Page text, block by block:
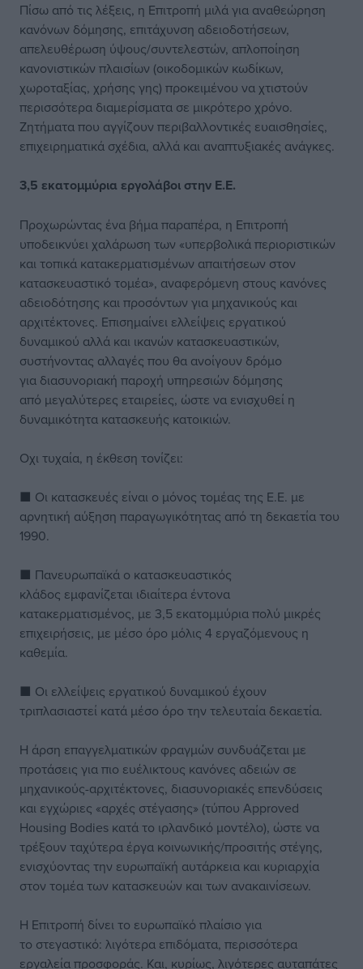
Πίσω από τις λέξεις, η Επιτροπή μιλά για αναθεώρηση
κανόνων δόμησης, επιτάχυνση αδειοδοτήσεων,
απελευθέρωση ύψους/συντελεστών, απλοποίηση
κανονιστικών πλαισίων (οικοδομικών κωδίκων,
χωροταξίας, χρήσης γης) προκειμένου να χτιστούν
περισσότερα διαμερίσματα σε μικρότερο χρόνο.
Ζητήματα που αγγίζουν περιβαλλοντικές ευαισθησίες,
επιχειρηματικά σχέδια, αλλά και αναπτυξιακές ανάγκες.
3,5 εκατομμύρια εργολάβοι στην Ε.Ε.
Προχωρώντας ένα βήμα παραπέρα, η Επιτροπή
υποδεικνύει χαλάρωση των «υπερβολικά περιοριστικών
και τοπικά κατακερματισμένων απαιτήσεων στον
κατασκευαστικό τομέα», αναφερόμενη στους κανόνες
αδειοδότησης και προσόντων για μηχανικούς και
αρχιτέκτονες. Επισημαίνει ελλείψεις εργατικού
δυναμικού αλλά και ικανών κατασκευαστικών,
συστήνοντας αλλαγές που θα ανοίγουν δρόμο
για διασυνοριακή παροχή υπηρεσιών δόμησης
από μεγαλύτερες εταιρείες, ώστε να ενισχυθεί η
δυναμικότητα κατασκευής κατοικιών.
Οχι τυχαία, η έκθεση τονίζει:
■ Οι κατασκευές είναι ο μόνος τομέας της Ε.Ε. με
αρνητική αύξηση παραγωγικότητας από τη δεκαετία του
1990.
■ Πανευρωπαϊκά ο κατασκευαστικός
κλάδος εμφανίζεται ιδιαίτερα έντονα
κατακερματισμένος, με 3,5 εκατομμύρια πολύ μικρές
επιχειρήσεις, με μέσο όρο μόλις 4 εργαζόμενους η
καθεμία.
■ Οι ελλείψεις εργατικού δυναμικού έχουν
τριπλασιαστεί κατά μέσο όρο την τελευταία δεκαετία.
Η άρση επαγγελματικών φραγμών συνδυάζεται με
προτάσεις για πιο ευέλικτους κανόνες αδειών σε
μηχανικούς-αρχιτέκτονες, διασυνοριακές επενδύσεις
και εγχώριες «αρχές στέγασης» (τύπου Approved
Housing Bodies κατά το ιρλανδικό μοντέλο), ώστε να
τρέξουν ταχύτερα έργα κοινωνικής/προσιτής στέγης,
ενισχύοντας την ευρωπαϊκή αυτάρκεια και κυριαρχία
στον τομέα των κατασκευών και των ανακαινίσεων.
Η Επιτροπή δίνει το ευρωπαϊκό πλαίσιο για
το στεγαστικό: λιγότερα επιδόματα, περισσότερα
εργαλεία προσφοράς. Και, κυρίως, λιγότερες αυταπάτες